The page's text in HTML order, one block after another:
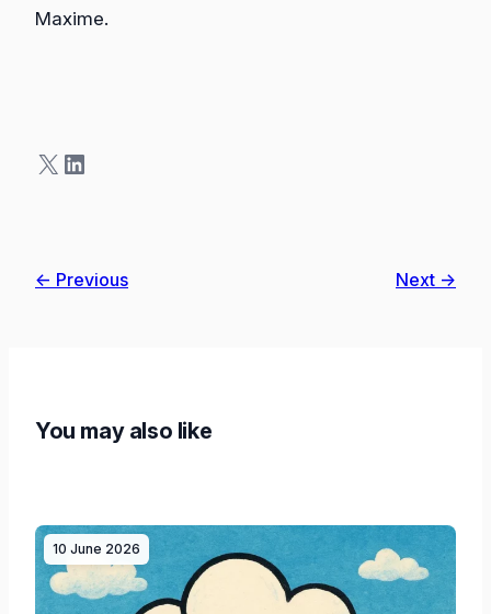
Maxime.
X LinkedIn
← Previous Next →
You may also like
10 June 2026